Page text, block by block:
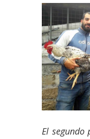
El segundo